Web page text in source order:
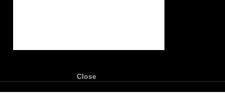
Close